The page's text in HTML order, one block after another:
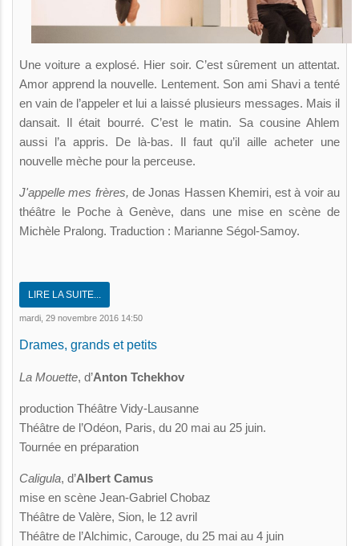
Une voiture a explosé. Hier soir. C’est sûrement un attentat.
Amor apprend la nouvelle. Lentement. Son ami Shavi a tenté
en vain de l’appeler et lui a laissé plusieurs messages. Mais il
dansait. Il était bourré. C’est le matin. Sa cousine Ahlem
aussi l’a appris. De là-bas. Il faut qu’il aille acheter une
nouvelle mèche pour la perceuse.
J'appelle mes frères, de Jonas Hassen Khemiri, est à voir au
théâtre le Poche à Genève, dans une mise en scène de
Michèle Pralong. Traduction : Marianne Ségol-Samoy.
LIRE LA SUITE...
mardi, 29 novembre 2016 14:50
Drames, grands et petits
La Mouette, d’Anton Tchekhov
production Théâtre Vidy-Lausanne
Théâtre de l’Odéon, Paris, du 20 mai au 25 juin.
Tournée en préparation
Caligula, d’Albert Camus
mise en scène Jean-Gabriel Chobaz
Théâtre de Valère, Sion, le 12 avril
Théâtre de l’Alchimic, Carouge, du 25 mai au 4 juin